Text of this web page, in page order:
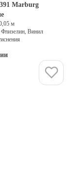
Marburg
м
Винил